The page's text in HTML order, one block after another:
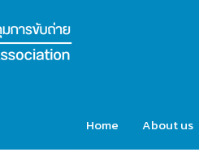
Home About us